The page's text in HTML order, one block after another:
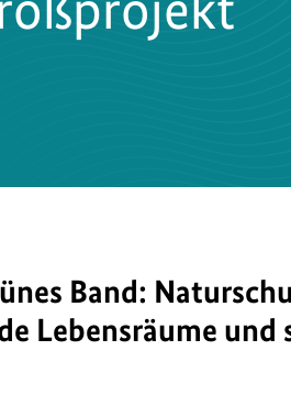
Band:
Lebensräume